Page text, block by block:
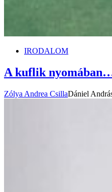
IRODALOM
A kuflik
Zólya Andrea CsillaDániel